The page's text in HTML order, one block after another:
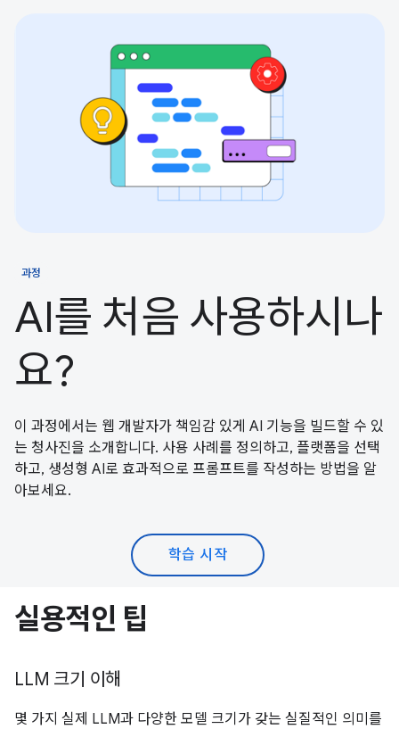
과정
AI를 처음 사용하시나
요?
이 과정에서는 웹 개발자가 책임감 있게 AI 기능을 빌드할 수 있
는 청사진을 소개합니다. 사용 사례를 정의하고, 플랫폼을 선택
하고, 생성형 AI로 효과적으로 프롬프트를 작성하는 방법을 알
아보세요.
학습 시작
실용적인 팁
LLM 크기 이해
몇 가지 실제 LLM과 다양한 모델 크기가 갖는 실질적인 의미를